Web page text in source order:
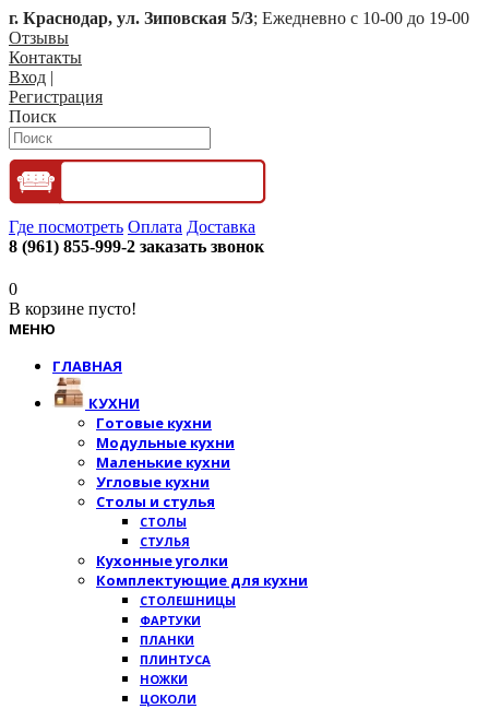
г. Краснодар, ул. Зиповская 5/3; Ежедневно с 10-00 до 19-00
Отзывы
Контакты
Вход |
Регистрация
Поиск
Где посмотреть Оплата Доставка
8 (961) 855-999-2 заказать звонок
0
В корзине пусто!
МЕНЮ
ГЛАВНАЯ
КУХНИ
Готовые кухни
Модульные кухни
Маленькие кухни
Угловые кухни
Столы и стулья
СТОЛЫ
СТУЛЬЯ
Кухонные уголки
Комплектующие для кухни
СТОЛЕШНИЦЫ
ФАРТУКИ
ПЛАНКИ
ПЛИНТУСА
НОЖКИ
ЦОКОЛИ